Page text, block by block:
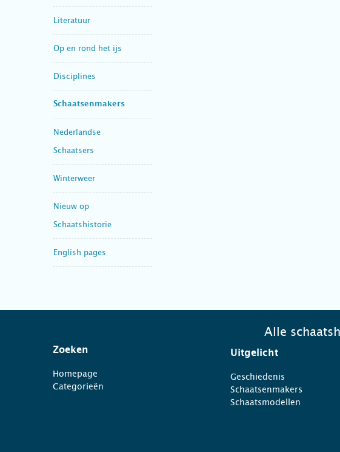
Literatuur
Op en rond het ijs
Disciplines
Schaatsenmakers
Nederlandse
Schaatsers
Winterweer
Nieuw op
Schaatshistorie
English pages
Alle
Zoeken
Homepage
Categorieën
Uitgelicht
Geschiedenis
Schaatsenmakers
Schaatsmodellen